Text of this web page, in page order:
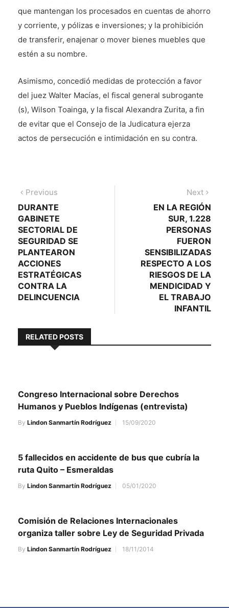
que mantengan los procesados en cuentas de ahorro
y corriente, y pólizas e inversiones; y la prohibición
de transferir, enajenar o mover bienes muebles que
estén a su nombre.
Asimismo, concedió medidas de protección a favor
del juez Walter Macías, el fiscal general subrogante
(s), Wilson Toainga, y la fiscal Alexandra Zurita, a fin
de evitar que el Consejo de la Judicatura ejerza
actos de persecución e intimidación en su contra.
Navegación
de
entradas
Previous
post:
DURANTE
GABINETE
SECTORIAL DE
SEGURIDAD SE
PLANTEARON
ACCIONES
ESTRATÉGICAS
CONTRA LA
DELINCUENCIA
Next
EN LA REGIÓN
SUR, 1.228
PERSONAS
FUERON
SENSIBILIZADAS
RESPECTO A LOS
RIESGOS DE LA
MENDICIDAD Y
EL TRABAJO
INFANTIL
RELATED POSTS
Congreso Internacional sobre Derechos
Humanos y Pueblos Indígenas (entrevista)
By Lindon Sanmartín Rodríguez 15/09/2020
5 fallecidos en accidente de bus que cubría la
ruta Quito – Esmeraldas
By Lindon Sanmartín Rodríguez 05/01/2020
Comisión de Relaciones Internacionales
organiza taller sobre Ley de Seguridad Privada
By Lindon Sanmartín Rodríguez 18/11/2014